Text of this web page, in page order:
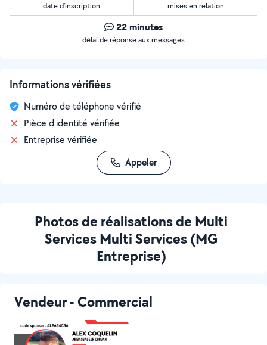
date d’inscription mises en relation
22 minutes
délai de réponse aux messages
Informations vérifiées
Numéro de téléphone vérifié
Pièce d'identité vérifiée
Entreprise vérifiée
Appeler
Photos de réalisations de Multi
Services Multi Services (MG
Entreprise)
Vendeur - Commercial